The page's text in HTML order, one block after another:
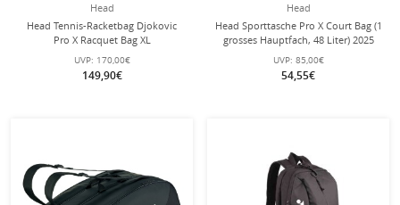
Head
Head Tennis-Racketbag Djokovic
Pro X Racquet Bag XL
(Schlägertasche, 3 Hauptfächer) 2025
schwarz 12er
UVP: 170,00€
149,90€
Head
Head Sporttasche Pro X Court Bag (1
grosses Hauptfach, 48 Liter) 2025
schwarz
UVP: 85,00€
54,55€